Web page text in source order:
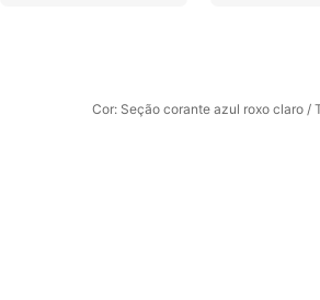
Cor: Seção corante azul roxo claro /